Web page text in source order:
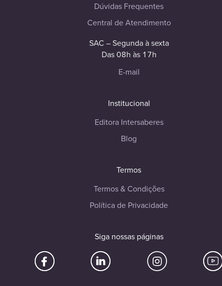
Dúvidas Frequentes
Central de Atendimento
SAC – Segunda à sexta
Das 08h às 17h
E-mail
Institucional
Editora Intersaberes
Blog
Termos
Termos & Condições
Política de Privacidade
Siga nossas páginas